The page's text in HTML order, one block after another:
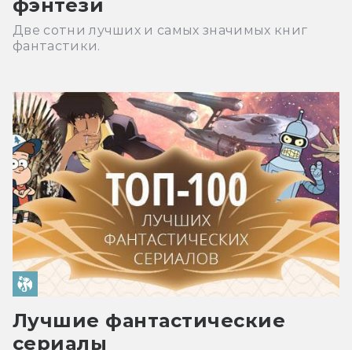
фэнтези
Две сотни лучших и самых значимых книг
фантастики.
Лучшие фантастические
сериалы